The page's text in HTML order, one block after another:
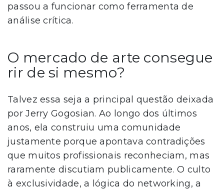
passou a funcionar como ferramenta de
análise crítica.
O mercado de arte consegue
rir de si mesmo?
Talvez essa seja a principal questão deixada
por Jerry Gogosian. Ao longo dos últimos
anos, ela construiu uma comunidade
justamente porque apontava contradições
que muitos profissionais reconheciam, mas
raramente discutiam publicamente. O culto
à exclusividade, a lógica do networking, a